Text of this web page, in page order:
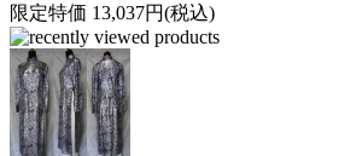
限定特価 13,037円(税込)